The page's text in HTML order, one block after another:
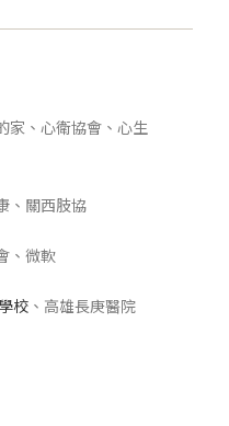
家、心衛協會、心生
、關西肢協
、微軟
校 、高雄長庚醫院